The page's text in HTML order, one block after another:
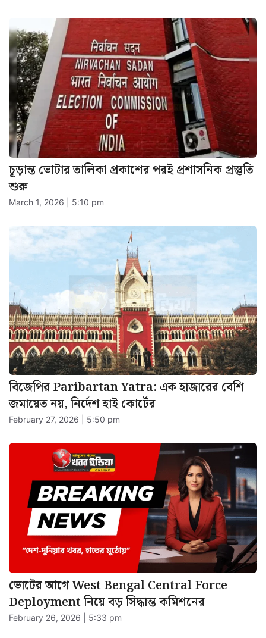
চূড়ান্ত ভোটার তালিকা প্রকাশের পরই প্রশাসনিক প্রস্তুতি
শুরু
March 1, 2026 | 5:10 pm
বিজেপির Paribartan Yatra: এক হাজারের বেশি
জমায়েত নয়, নির্দেশ হাই কোর্টের
February 27, 2026 | 5:50 pm
ভোটের আগে West Bengal Central Force
Deployment নিয়ে বড় সিদ্ধান্ত কমিশনের
February 26, 2026 | 5:33 pm